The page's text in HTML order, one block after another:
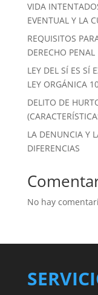
VIDA
EVENTUAL Y LA
REQUISITOS
DERECHO PENAL
LEY DEL SÍ ES SÍ
LEY ORGÁNICA
DELITO DE
LA DENUNCIA Y
DIFERENCIAS
No hay